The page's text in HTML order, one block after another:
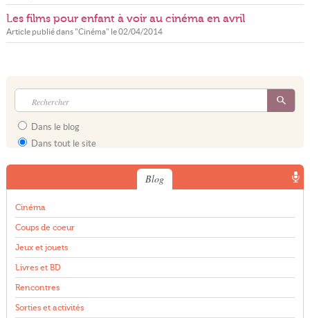
Les films pour enfant à voir au cinéma en avril
Article publié dans "Cinéma" le02/04/2014
Dans le blog
Dans tout le site
Blog
Cinéma
Coups de coeur
Jeux et jouets
Livres et BD
Rencontres
Sorties et activités